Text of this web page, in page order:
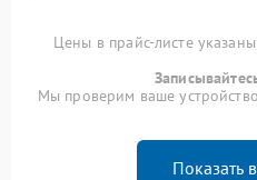
Цены в прайс-листе
Мы проверим ваше
Показать